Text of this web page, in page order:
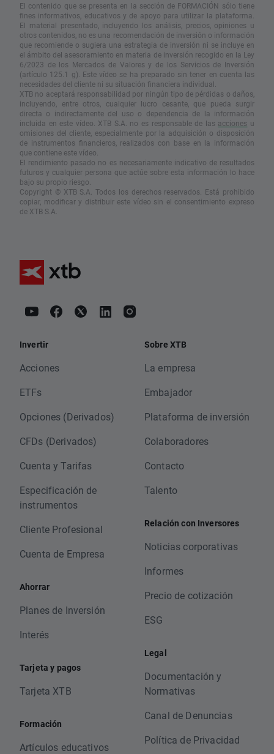
El contenido que se presenta en la sección de FORMACIÓN sólo tiene
fines informativos, educativos y de apoyo para utilizar la plataforma.
El material presentado, incluyendo los análisis, precios, opiniones u
otros contenidos, no es una recomendación de inversión o información
que recomiende o sugiera una estrategia de inversión ni se incluye en
el ámbito del asesoramiento en materia de inversión recogido en la Ley
6/2023 de los Mercados de Valores y de los Servicios de Inversión
(artículo 125.1 g). Este vídeo se ha preparado sin tener en cuenta las
necesidades del cliente ni su situación financiera individual.
XTB no aceptará responsabilidad por ningún tipo de pérdidas o daños,
incluyendo, entre otros, cualquier lucro cesante, que pueda surgir
directa o indirectamente del uso o dependencia de la información
incluida en este vídeo. XTB S.A. no es responsable de las acciones u
omisiones del cliente, especialmente por la adquisición o disposición
de instrumentos financieros, realizados con base en la información
que contiene este vídeo.
El rendimiento pasado no es necesariamente indicativo de resultados
futuros y cualquier persona que actúe sobre esta información lo hace
bajo su propio riesgo.
Copyright © XTB S.A. Todos los derechos reservados. Está prohibido
copiar, modificar y distribuir este vídeo sin el consentimiento expreso
de XTB S.A.
Invertir
Acciones
ETFs
Opciones (Derivados)
CFDs (Derivados)
Cuenta y Tarifas
Especificación de
instrumentos
Cliente Profesional
Cuenta de Empresa
Ahorrar
Planes de Inversión
Interés
Tarjeta y pagos
Tarjeta XTB
Formación
Artículos educativos
Sobre XTB
La empresa
Embajador
Plataforma de inversión
Colaboradores
Contacto
Talento
Relación con Inversores
Noticias corporativas
Informes
Precio de cotización
ESG
Legal
Documentación y
Normativas
Canal de Denuncias
Política de Privacidad